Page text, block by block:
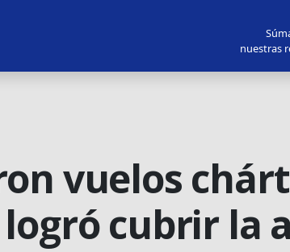
nuestras
vuelos
cubrir la